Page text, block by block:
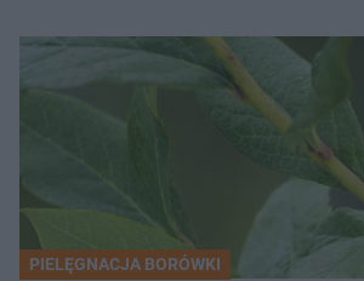
PIELĘGNACJA BORÓWKI